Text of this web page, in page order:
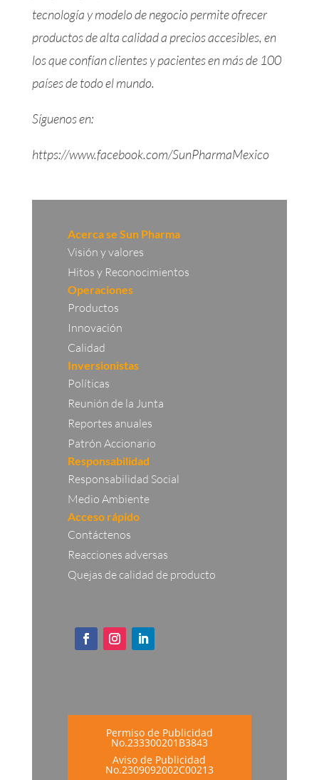
tecnología y modelo de negocio permite ofrecer
productos de alta calidad a precios accesibles, en
los que confían clientes y pacientes en más de 100
países de todo el mundo.
Síguenos en:
https://www.facebook.com/SunPharmaMexico
Acerca se Sun Pharma
Visión y valores
Hitos y Reconocimientos
Operaciones
Productos
Innovación
Calidad
Inversionistas
Políticas
Reunión de la Junta
Reportes anuales
Patrón Accionario
Responsabilidad
Responsabilidad Social
Medio Ambiente
Acceso rápido
Contáctenos
Reacciones adversas
Quejas de calidad de producto
Permiso de Publicidad
No.233300201B3843
Aviso de Publicidad
No.2309092002C00213